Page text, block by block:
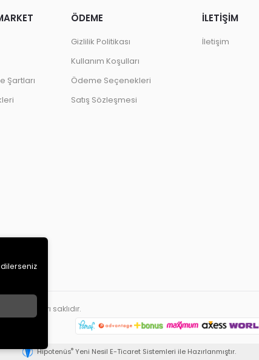
Şartları
ÖDEME
Gizlilik Politikası
Kullanım Koşulları
Ödeme Seçenekleri
Satış Sözleşmesi
İLETİŞİM
İletişim
. Tüm hakları saklıdır.
Hipotenüs®Yeni Nesil E-Ticaret Sistemleri ile Hazırlanmıştır.
dilerseniz